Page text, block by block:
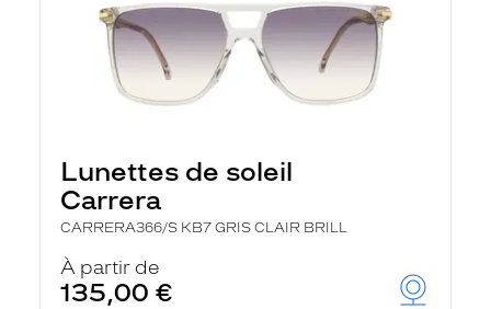
Lunettes de soleil
Carrera
CARRERA366/S KB7 GRIS CLAIR BRILL
À partir de
135,00 €